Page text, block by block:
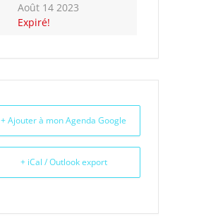
Août 14 2023
Expiré!
+ Ajouter à mon Agenda Google
+ iCal / Outlook export